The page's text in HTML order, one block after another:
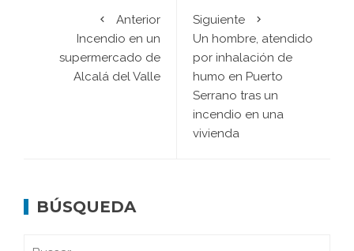
Anterior
Incendio en un
supermercado de
Alcalá del Valle
Siguiente
Un hombre, atendido
por inhalación de
humo en Puerto
Serrano tras un
incendio en una
vivienda
BÚSQUEDA